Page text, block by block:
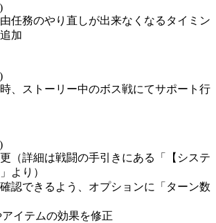
任務のやり直しが出来なくなるタイミン
加
、ストーリー中のボス戦にてサポート行
（詳細は戦闘の手引きにある「【システ
より）
認できるよう、オプションに「ターン数
アイテムの効果を修正